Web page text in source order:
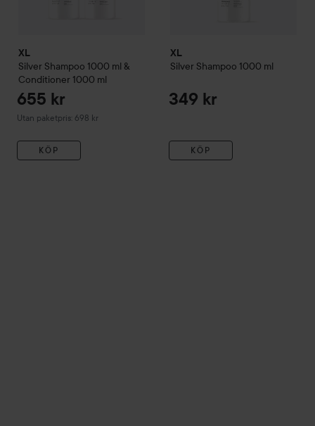
XL
Silver Shampoo 1000 ml &
Conditioner 1000 ml
655 kr
Utan paketpris: 698 kr
KÖP
XL
Silver Shampoo 1000 ml
349 kr
KÖP